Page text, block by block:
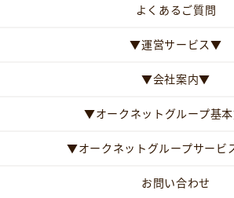
よくあるご質問
▼運営サービス▼
▼会社案内▼
▼オークネットグループ基
▼オークネットグループサービ
お問い合わせ